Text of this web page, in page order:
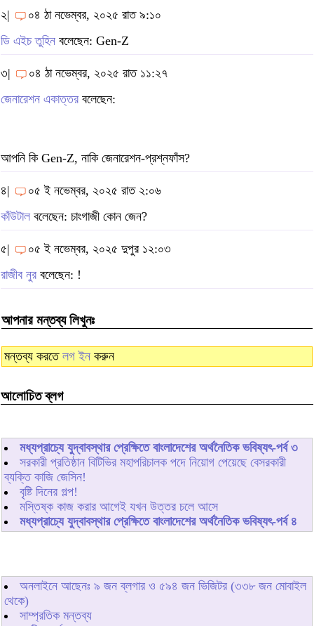
২|
০৪ ঠা নভেম্বর, ২০২৫ রাত ৯:১০
ডি এইচ তুহিন বলেছেন: Gen-Z
৩|
০৪ ঠা নভেম্বর, ২০২৫ রাত ১১:২৭
জেনারেশন একাত্তর বলেছেন:
আপনি কি Gen-Z, নাকি জেনারেশন-প্রশ্নফাঁস?
৪|
০৫ ই নভেম্বর, ২০২৫ রাত ২:০৬
কাঁউটাল বলেছেন: চাংগাজী কোন জেন?
৫|
০৫ ই নভেম্বর, ২০২৫ দুপুর ১২:০৩
রাজীব নুর বলেছেন: !
আপনার মন্তব্য লিখুনঃ
মন্তব্য করতে লগ ইন করুন
আলোচিত ব্লগ
মধ্যপ্রাচ্যে যুদ্বাবস্থার প্রেক্ষিতে বাংলাদেশের অর্থনৈতিক ভবিষ্যৎ-পর্ব ৩
সরকারী প্রতিষ্ঠান বিটিভির মহাপরিচালক পদে নিয়োগ পেয়েছে বেসরকারী
ব্যক্তি কাজি জেসিন!
বৃষ্টি দিনের গল্প!
মস্তিষ্ক কাজ করার আগেই যখন উত্তর চলে আসে
মধ্যপ্রাচ্যে যুদ্বাবস্থার প্রেক্ষিতে বাংলাদেশের অর্থনৈতিক ভবিষ্যৎ-পর্ব ৪
অনলাইনে আছেনঃ ৯ জন ব্লগার ও ৫৯৪ জন ভিজিটর (৩৩৮ জন মোবাইল
থেকে)
সাম্প্রতিক মন্তব্য